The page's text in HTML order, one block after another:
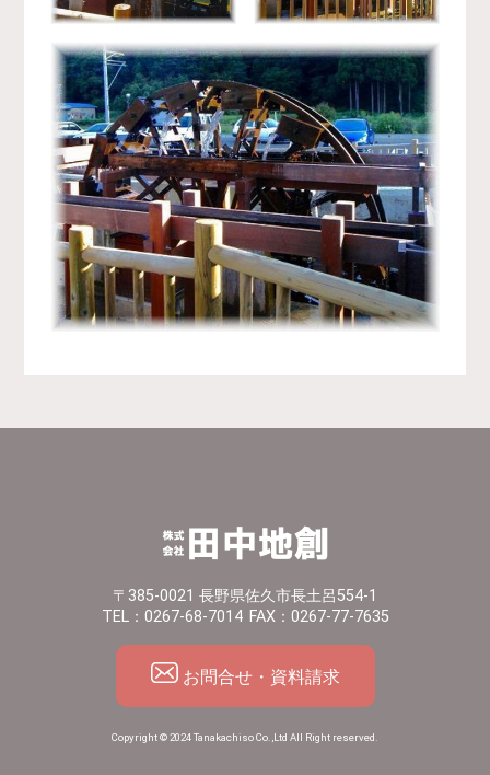
〒385-0021 長野県佐久市長土呂554-1
TEL：0267-68-7014 FAX：0267-77-7635
お問合せ・資料請求
Copyright © 2024 Tanakachiso Co.,Ltd All Right reserved.